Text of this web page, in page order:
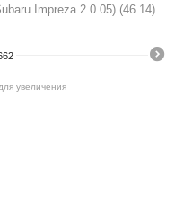
Impreza 2.0 05) (46.14)
увеличения